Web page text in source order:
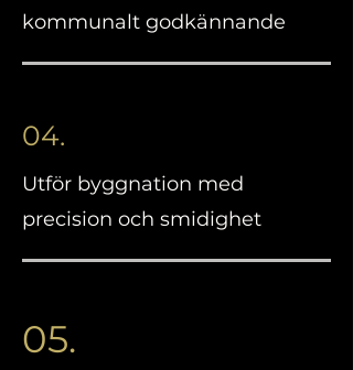
kommunalt godkännande
04.
Utför byggnation med
precision och smidighet
05.